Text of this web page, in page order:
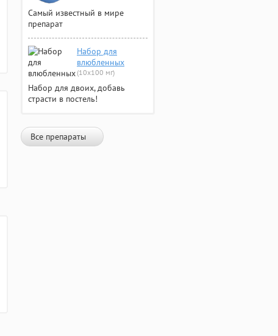
Самый известный в мире
препарат
Набор для
влюбленных
(10х100 мг)
Набор для двоих, добавь
страсти в постель!
Все препараты